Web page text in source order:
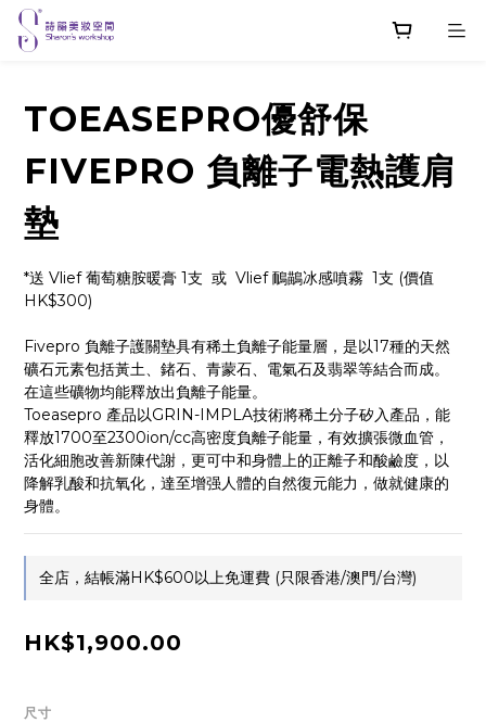
TOEASEPRO優舒保
FIVEPRO 負離子電熱護肩
墊
*送 Vlief 葡萄糖胺暖膏 1支  或  Vlief 鴯鶓冰感噴霧  1支 (價值
HK$300)
Fivepro 負離子護關墊具有稀土負離子能量層，是以17種的天然
礦石元素包括黃土、鍺石、青蒙石、電氣石及翡翠等結合而成。
在這些礦物均能釋放出負離子能量。
Toeasepro 產品以GRIN-IMPLA技術將稀土分子矽入產品，能
釋放1700至2300ion/cc高密度負離子能量，有效擴張微血管，
活化細胞改善新陳代謝，更可中和身體上的正離子和酸鹼度，以
降解乳酸和抗氧化，達至增强人體的自然復元能力，做就健康的
身體。
全店，結帳滿HK$600以上免運費 (只限香港/澳門/台灣)
HK$1,900.00
尺寸